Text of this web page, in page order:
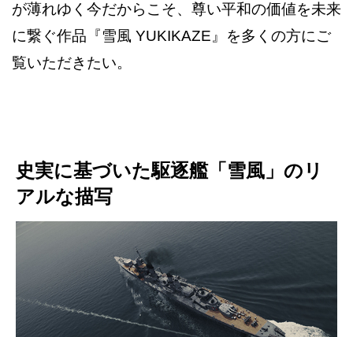
が薄れゆく今だからこそ、尊い平和の価値を未来
に繋ぐ作品『雪風 YUKIKAZE』を多くの方にご
覧いただきたい。
史実に基づいた駆逐艦「雪風」のリ
アルな描写